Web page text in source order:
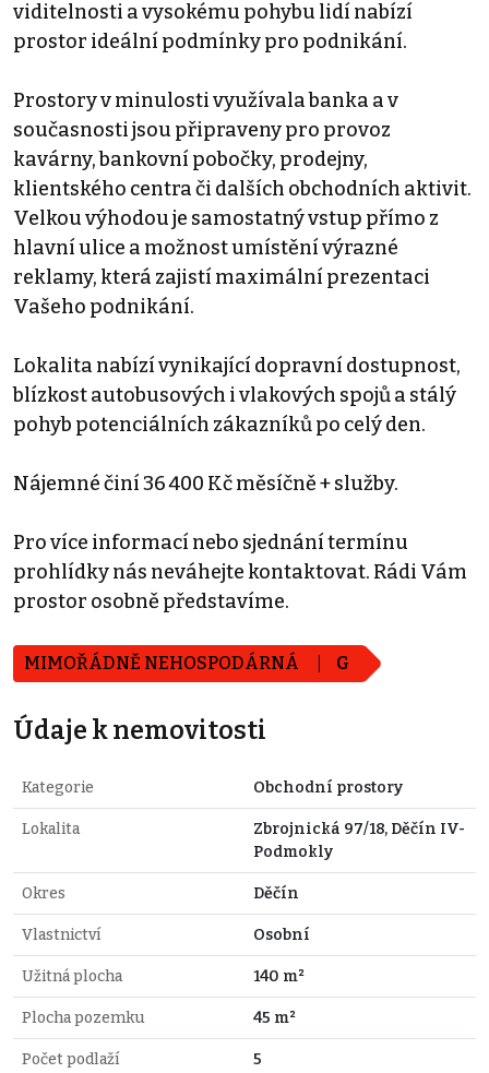
viditelnosti a vysokému pohybu lidí nabízí
prostor ideální podmínky pro podnikání.
Prostory v minulosti využívala banka a v
současnosti jsou připraveny pro provoz
kavárny, bankovní pobočky, prodejny,
klientského centra či dalších obchodních aktivit.
Velkou výhodou je samostatný vstup přímo z
hlavní ulice a možnost umístění výrazné
reklamy, která zajistí maximální prezentaci
Vašeho podnikání.
Lokalita nabízí vynikající dopravní dostupnost,
blízkost autobusových i vlakových spojů a stálý
pohyb potenciálních zákazníků po celý den.
Nájemné činí 36 400 Kč měsíčně + služby.
Pro více informací nebo sjednání termínu
prohlídky nás neváhejte kontaktovat. Rádi Vám
prostor osobně představíme.
MIMOŘÁDNĚ NEHOSPODÁRNÁ G
Údaje k nemovitosti
Kategorie Obchodní prostory
Lokalita
Zbrojnická 97/18, Děčín IV-
Podmokly
Okres Děčín
Vlastnictví Osobní
Užitná plocha 140 m²
Plocha pozemku 45 m²
Počet podlaží 5